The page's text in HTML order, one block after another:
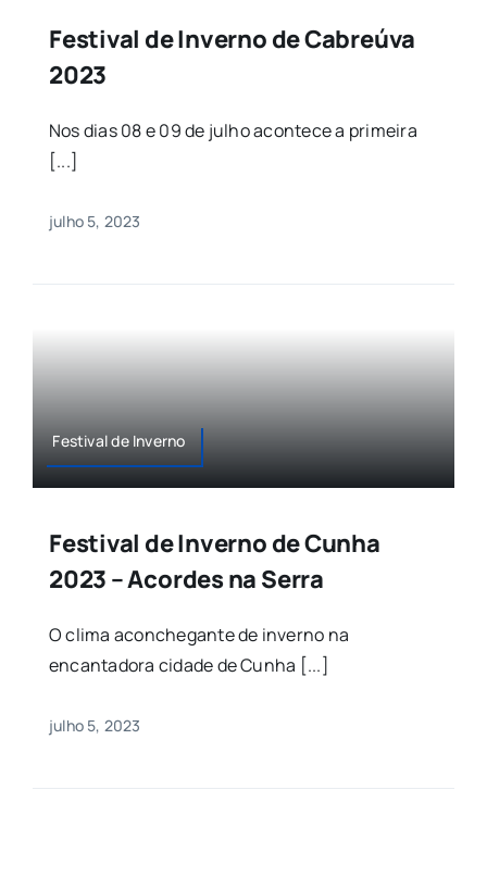
Festival de Inverno de Cabreúva
2023
Nos dias 08 e 09 de julho acontece a primeira
[...]
julho 5, 2023
Festival de Inverno
Festival de Inverno de Cunha
2023 – Acordes na Serra
O clima aconchegante de inverno na
encantadora cidade de Cunha [...]
julho 5, 2023